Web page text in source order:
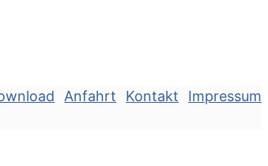
Anfahrt Kontakt
Impressum